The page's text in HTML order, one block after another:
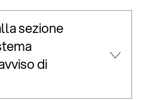
sezione
di